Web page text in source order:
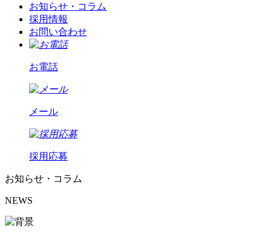
お知らせ・コラム
採用情報
お問い合わせ
お電話
メール
採用応募
お知らせ・コラム
NEWS